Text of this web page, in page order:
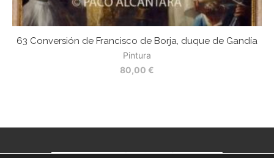
63 Conversión de Francisco de Borja, duque de Gandía
Pintura
80,00 €